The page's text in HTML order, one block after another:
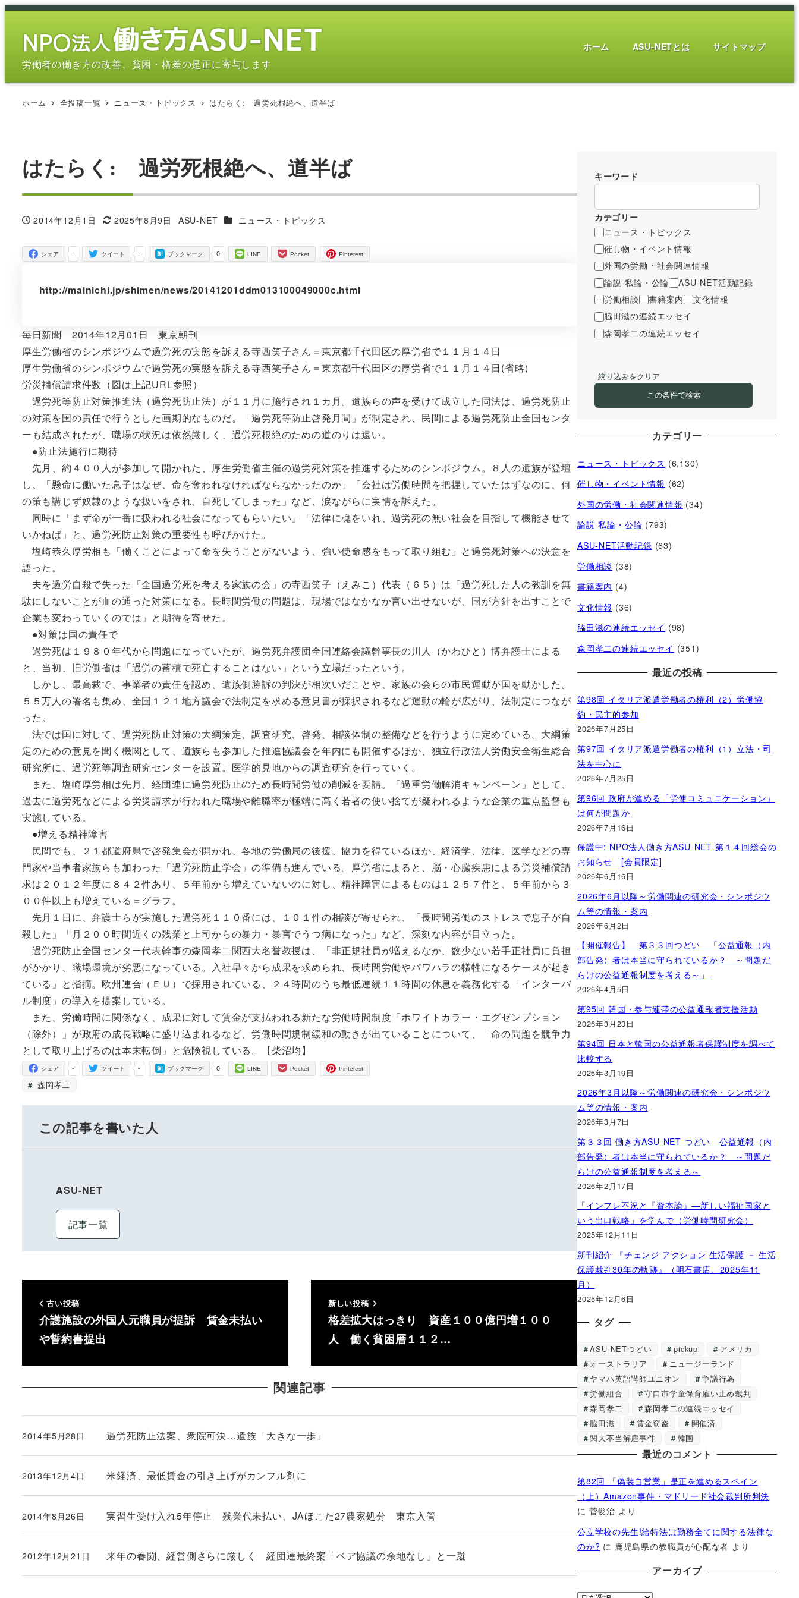
メ
労働者の働き方の改善、貧困・格差の是正に寄与します
ホーム ASU-NETとは サイトマップ
ホーム 全投稿一覧 ニュース・トピックス はたらく: 過労死根絶へ、道半ば
はたらく: 過労死根絶へ、道半ば
投稿日
2014年12月1日
更新日
2025年8月9日
著
ASU-NET カテゴリー
ニュース・トピックス
-
シェア -
ツイート 0
ブックマーク LINE Pocket Pinterest
http://mainichi.jp/shimen/news/20141201ddm013100049000c.html
毎日新聞 2014年12月01日 東京朝刊
厚生労働省のシンポジウムで過労死の実態を訴える寺西笑子さん＝東京都千代田区の厚労省で１１月１４日
厚生労働省のシンポジウムで過労死の実態を訴える寺西笑子さん＝東京都千代田区の厚労省で１１月１４日(省略)
労災補償請求件数（図は上記URL参照）
過労死等防止対策推進法（過労死防止法）が１１月に施行され１カ月。遺族らの声を受けて成立した同法は、過労死防止
の対策を国の責任で行うとした画期的なものだ。「過労死等防止啓発月間」が制定され、民間による過労死防止全国センタ
ーも結成されたが、職場の状況は依然厳しく、過労死根絶のための道のりは遠い。
●防止法施行に期待
先月、約４００人が参加して開かれた、厚生労働省主催の過労死対策を推進するためのシンポジウム。８人の遺族が登壇
し、「懸命に働いた息子はなぜ、命を奪われなければならなかったのか」「会社は労働時間を把握していたはずなのに、何
の策も講じず奴隷のような扱いをされ、自死してしまった」など、涙ながらに実情を訴えた。
同時に「まず命が一番に扱われる社会になってもらいたい」「法律に魂をいれ、過労死の無い社会を目指して機能させて
いかねば」と、過労死防止対策の重要性も呼びかけた。
塩崎恭久厚労相も「働くことによって命を失うことがないよう、強い使命感をもって取り組む」と過労死対策への決意を
語った。
夫を過労自殺で失った「全国過労死を考える家族の会」の寺西笑子（えみこ）代表（６５）は「過労死した人の教訓を無
駄にしないことが血の通った対策になる。長時間労働の問題は、現場ではなかなか言い出せないが、国が方針を出すことで
企業も変わっていくのでは」と期待を寄せた。
●対策は国の責任で
過労死は１９８０年代から問題になっていたが、過労死弁護団全国連絡会議幹事長の川人（かわひと）博弁護士による
と、当初、旧労働省は「過労の蓄積で死亡することはない」という立場だったという。
しかし、最高裁で、事業者の責任を認め、遺族側勝訴の判決が相次いだことや、家族の会らの市民運動が国を動かした。
５５万人の署名も集め、全国１２１地方議会で法制定を求める意見書が採択されるなど運動の輪が広がり、法制定につなが
った。
法では国に対して、過労死防止対策の大綱策定、調査研究、啓発、相談体制の整備などを行うように定めている。大綱策
定のための意見を聞く機関として、遺族らも参加した推進協議会を年内にも開催するほか、独立行政法人労働安全衛生総合
研究所に、過労死等調査研究センターを設置。医学的見地からの調査研究を行っていく。
また、塩崎厚労相は先月、経団連に過労死防止のため長時間労働の削減を要請。「過重労働解消キャンペーン」として、
過去に過労死などによる労災請求が行われた職場や離職率が極端に高く若者の使い捨てが疑われるような企業の重点監督も
実施している。
●増える精神障害
民間でも、２１都道府県で啓発集会が開かれ、各地の労働局の後援、協力を得ているほか、経済学、法律、医学などの専
門家や当事者家族らも加わった「過労死防止学会」の準備も進んでいる。厚労省によると、脳・心臓疾患による労災補償請
求は２０１２年度に８４２件あり、５年前から増えていないのに対し、精神障害によるものは１２５７件と、５年前から３
００件以上も増えている＝グラフ。
先月１日に、弁護士らが実施した過労死１１０番には、１０１件の相談が寄せられ、「長時間労働のストレスで息子が自
殺した」「月２００時間近くの残業と上司からの暴力・暴言でうつ病になった」など、深刻な内容が目立った。
過労死防止全国センター代表幹事の森岡孝二関西大名誉教授は、「非正規社員が増えるなか、数少ない若手正社員に負担
がかかり、職場環境が劣悪になっている。入社早々から成果を求められ、長時間労働やパワハラの犠牲になるケースが起き
ている」と指摘。欧州連合（ＥＵ）で採用されている、２４時間のうち最低連続１１時間の休息を義務化する「インターバ
ル制度」の導入を提案している。
また、労働時間に関係なく、成果に対して賃金が支払われる新たな労働時間制度「ホワイトカラー・エグゼンプション
（除外）」が政府の成長戦略に盛り込まれるなど、労働時間規制緩和の動きが出ていることについて、「命の問題を競争力
として取り上げるのは本末転倒」と危険視している。【柴沼均】
-
シェア -
ツイート 0
ブックマーク LINE Pocket Pinterest
森岡孝二
この記事を書いた人
ASU-NET
記事一覧
古い投稿
介護施設の外国人元職員が提訴 賃金未払い
や誓約書提出
新しい投稿
格差拡大はっきり 資産１００億円増１００
人 働く貧困層１１２…
関連記事
過労死防止法案、衆院可決…遺族「大きな一歩」
投稿日
2014年5月28日
米経済、最低賃金の引き上げがカンフル剤に
投稿日
2013年12月4日
実習生受け入れ5年停止 残業代未払い、JAほこた27農家処分 東京入管
投稿日
2014年8月26日
来年の春闘、経営側さらに厳しく 経団連最終案「ベア協議の余地なし」と一蹴
投稿日
2012年12月21日
キーワード
カテゴリー
ニュース・トピックス
催し物・イベント情報
外国の労働・社会関連情報
論説-私論・公論
ASU-NET活動記録
労働相談
書籍案内
文化情報
脇田滋の連続エッセイ
森岡孝二の連続エッセイ
絞り込みをクリア
この条件で検索
カテゴリー
ニュース・トピックス (6,130)
催し物・イベント情報 (62)
外国の労働・社会関連情報 (34)
論説-私論・公論 (793)
ASU-NET活動記録 (63)
労働相談 (38)
書籍案内 (4)
文化情報 (36)
脇田滋の連続エッセイ (98)
森岡孝二の連続エッセイ (351)
最近の投稿
第98回 イタリア派遣労働者の権利（2）労働協
約・民主的参加
2026年7月25日
第97回 イタリア派遣労働者の権利（1）立法・司
法を中心に
2026年7月25日
第96回 政府が進める「労使コミュニケーション」
は何が問題か
2026年7月16日
保護中: NPO法人働き方ASU-NET 第１４回総会の
お知らせ [会員限定]
2026年6月16日
2026年6月以降～労働関連の研究会・シンポジウ
ム等の情報・案内
2026年6月2日
【開催報告】 第３３回つどい 「公益通報（内
部告発）者は本当に守られているか？ ～問題だ
らけの公益通報制度を考える～」
2026年4月5日
第95回 韓国・参与連帯の公益通報者支援活動
2026年3月23日
第94回 日本と韓国の公益通報者保護制度を調べて
比較する
2026年3月19日
2026年3月以降～労働関連の研究会・シンポジウ
ム等の情報・案内
2026年3月7日
第３３回 働き方ASU-NET つどい 公益通報（内
部告発）者は本当に守られているか？ ～問題だ
らけの公益通報制度を考える～
2026年2月17日
「インフレ不況と『資本論』―新しい福祉国家と
いう出口戦略」を学んで（労働時間研究会）
2025年12月11日
新刊紹介 『チェンジ アクション 生活保護 － 生活
保護裁判30年の軌跡』（明石書店、2025年11
月）
2025年12月6日
タグ
ASU-NETつどい pickup
アメリカ
オーストラリア
ニュージーランド
ヤマハ英語講師ユニオン
争議行為
労働組合
守口市学童保育雇い止め裁判
森岡孝二
森岡孝二の連続エッセイ
脇田滋
賃金窃盗
開催済
関大不当解雇事件
韓国
最近のコメント
第82回 「偽装自営業」是正を進めるスペイン
（上）Amazon事件・マドリード社会裁判所判決
に 菅俊治 より
公立学校の先生!給特法は勤務全てに関する法律な
のか? に 鹿児島県の教職員が心配な者 より
アーカイブ